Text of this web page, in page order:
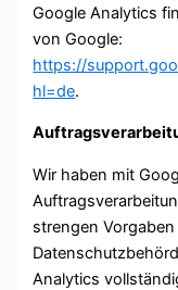
Google Analytics
von Google:
https://
hl=de.
Wir haben mit
strengen
Analytics